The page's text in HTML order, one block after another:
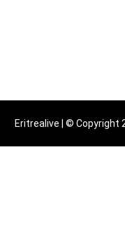
Eritrealive | © Copyright